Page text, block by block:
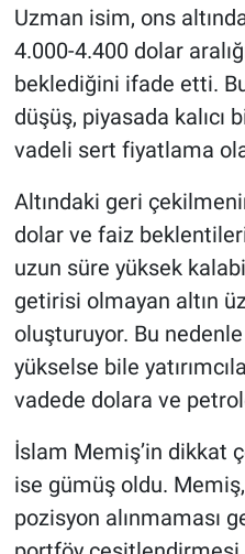
Uzman isim, ons
4.000-4.400 dolar
beklediğini ifade etti.
düşüş, piyasada kalıcı
vadeli sert fiyatlama
Altındaki geri
dolar ve faiz
uzun süre yüksek
getirisi olmayan altın
oluşturuyor. Bu
yükselse bile
vadede dolara ve
İslam Memiş’in dikkat
ise gümüş oldu.
pozisyon alınmaması